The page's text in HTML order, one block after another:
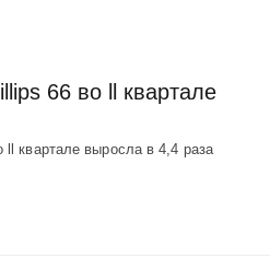
66 во ll квартале
квартале выросла в 4,4 раза